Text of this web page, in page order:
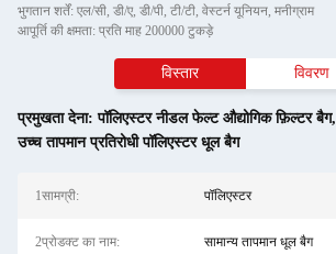
भुगतान शर्तें: एल/सी, डी/ए, डी/पी, टी/टी, वेस्टर्न यूनियन, मनीग्राम
आपूर्ति की क्षमता: प्रति माह 200000 टुकड़े
विस्तार विवरण
प्रमुखता देना:पॉलिएस्टर नीडल फेल्ट औद्योगिक फ़िल्टर बैग,
उच्च तापमान प्रतिरोधी पॉलिएस्टर धूल बैग
1सामग्री: पॉलिएस्टर
2प्रोडक्ट का नाम: सामान्य तापमान धूल बैग